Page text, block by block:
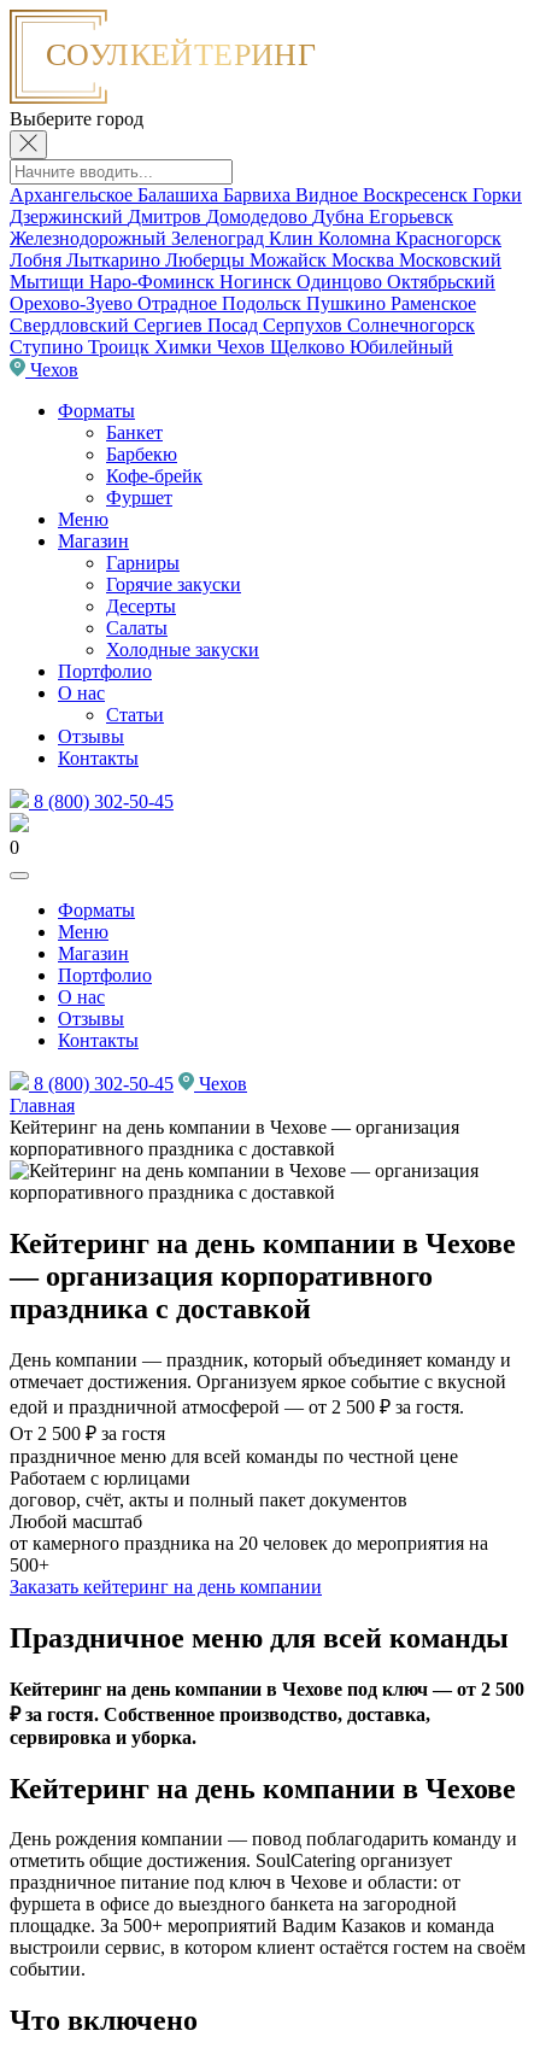
Выберите город
Архангельское Балашиха Барвиха Видное Воскресенск Горки
Дзержинский Дмитров Домодедово Дубна Егорьевск
Железнодорожный Зеленоград Клин Коломна Красногорск
Лобня Лыткарино Люберцы Можайск Москва Московский
Мытищи Наро-Фоминск Ногинск Одинцово Октябрьский
Орехово-Зуево Отрадное Подольск Пушкино Раменское
Свердловский Сергиев Посад Серпухов Солнечногорск
Ступино Троицк Химки Чехов Щелково Юбилейный
Чехов
Форматы
Банкет
Барбекю
Кофе-брейк
Фуршет
Меню
Магазин
Гарниры
Горячие закуски
Десерты
Салаты
Холодные закуски
Портфолио
О нас
Статьи
Отзывы
Контакты
8 (800) 302-50-45
0
Форматы
Меню
Магазин
Портфолио
О нас
Отзывы
Контакты
8 (800) 302-50-45
Чехов
Главная
Кейтеринг на день компании в Чехове — организация
корпоративного праздника с доставкой
Кейтеринг на день компании в Чехове
— организация корпоративного
праздника с доставкой
День компании — праздник, который объединяет команду и
отмечает достижения. Организуем яркое событие с вкусной
едой и праздничной атмосферой — от 2 500 ₽ за гостя.
От 2 500 ₽ за гостя
праздничное меню для всей команды по честной цене
Работаем с юрлицами
договор, счёт, акты и полный пакет документов
Любой масштаб
от камерного праздника на 20 человек до мероприятия на
500+
Заказать кейтеринг на день компании
Праздничное меню для всей команды
Кейтеринг на день компании в Чехове под ключ — от 2 500
₽ за гостя. Собственное производство, доставка,
сервировка и уборка.
Кейтеринг на день компании в Чехове
День рождения компании — повод поблагодарить команду и
отметить общие достижения. SoulCatering организует
праздничное питание под ключ в Чехове и области: от
фуршета в офисе до выездного банкета на загородной
площадке. За 500+ мероприятий Вадим Казаков и команда
выстроили сервис, в котором клиент остаётся гостем на своём
событии.
Что включено